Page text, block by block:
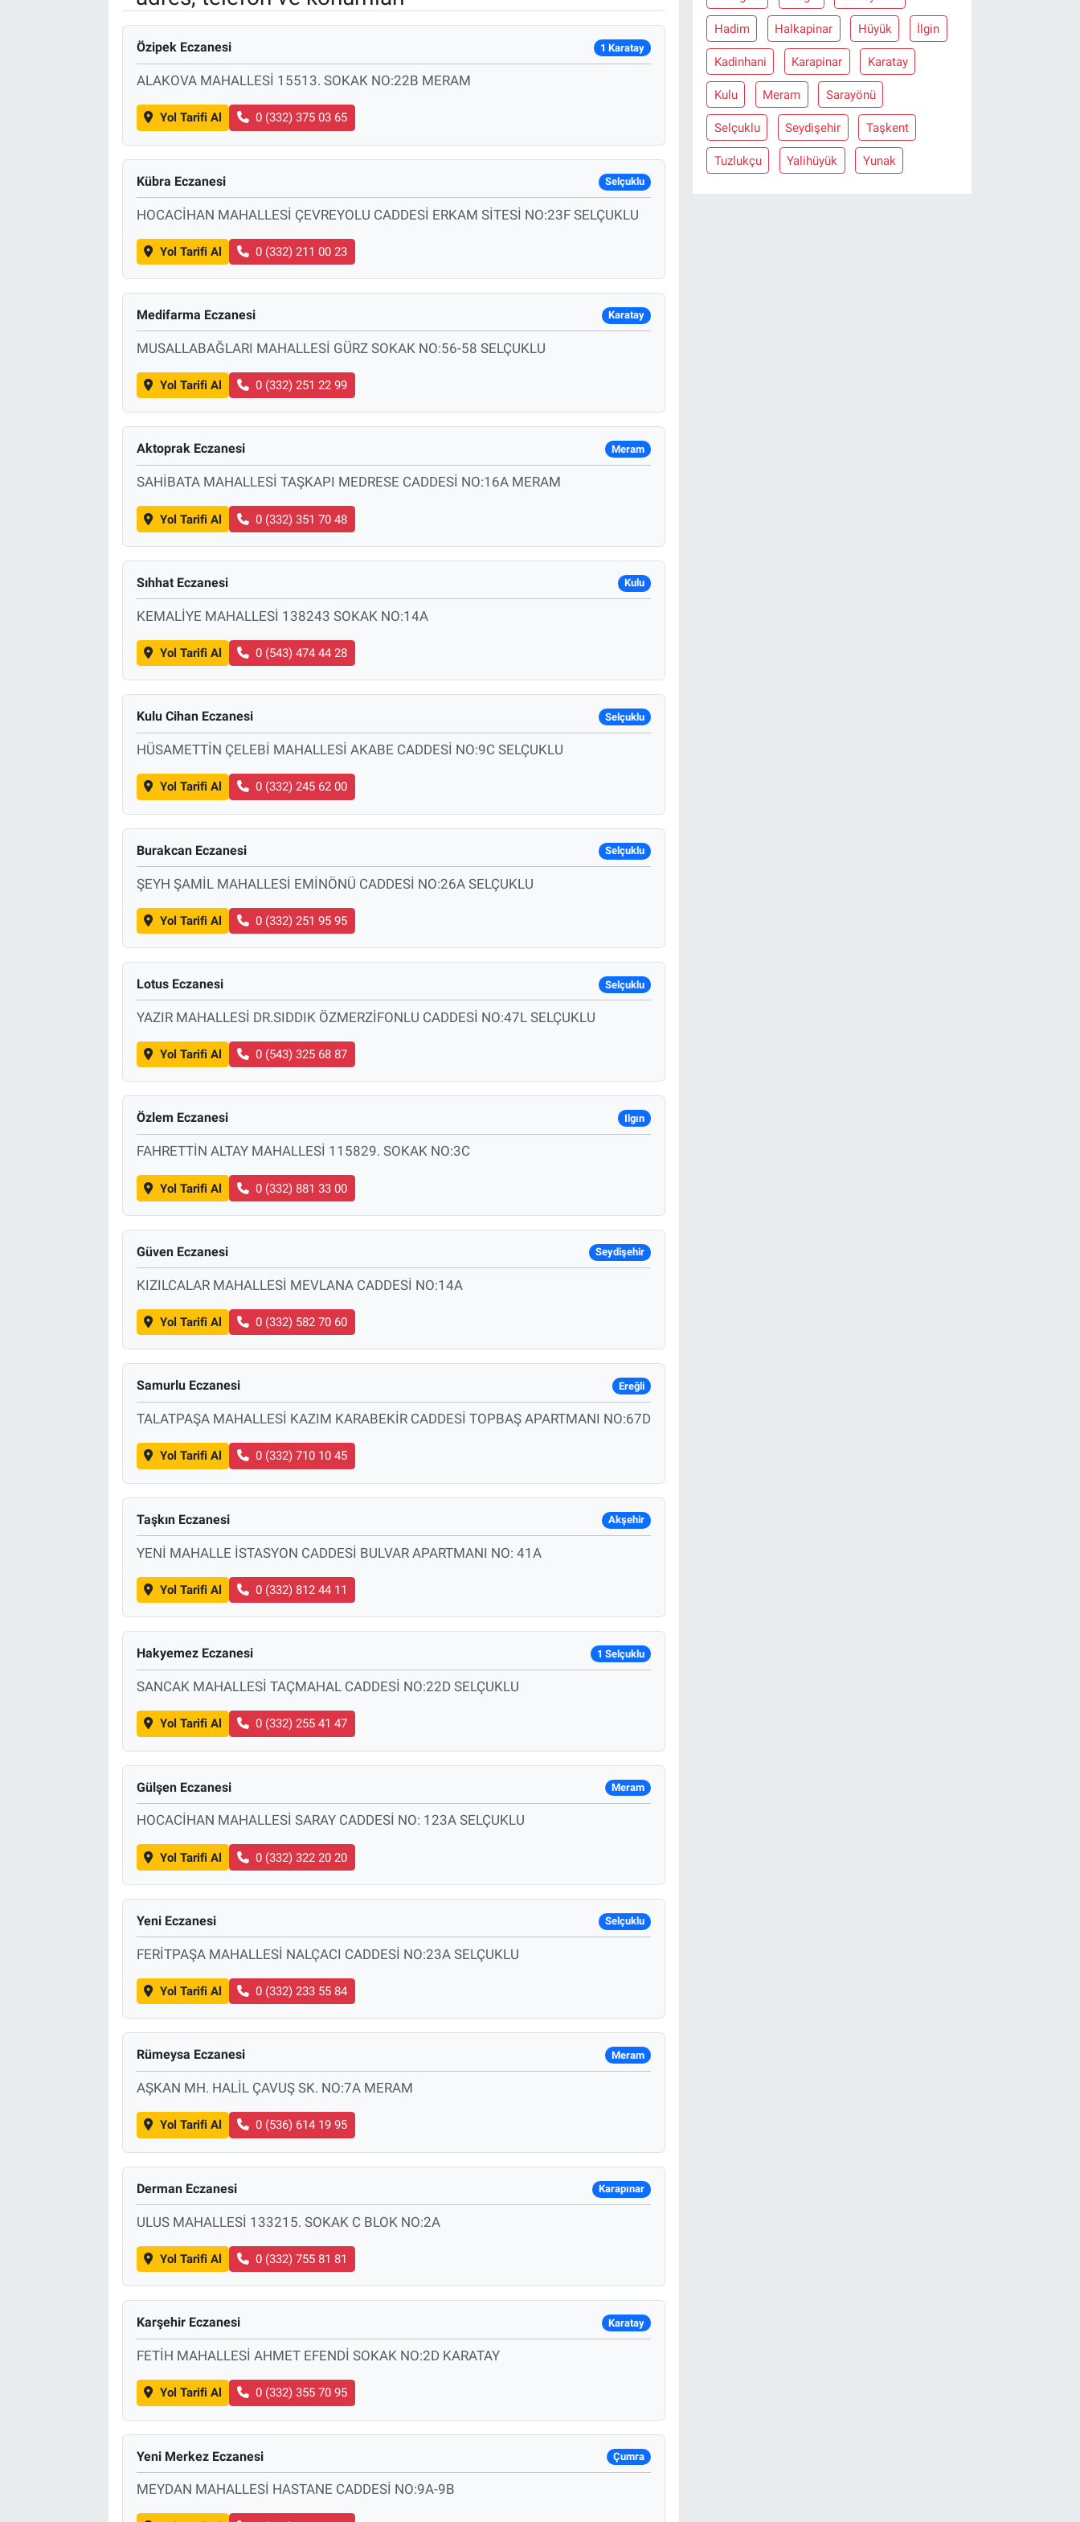
Özipek Eczanesi 1 Karatay
ALAKOVA MAHALLESİ 15513. SOKAK NO:22B MERAM
Yol Tarifi Al 0 (332) 375 03 65
Kübra Eczanesi Selçuklu
HOCACİHAN MAHALLESİ ÇEVREYOLU CADDESİ ERKAM SİTESİ NO:23F SELÇUKLU
Yol Tarifi Al 0 (332) 211 00 23
Medifarma Eczanesi Karatay
MUSALLABAĞLARI MAHALLESİ GÜRZ SOKAK NO:56-58 SELÇUKLU
Yol Tarifi Al 0 (332) 251 22 99
Aktoprak Eczanesi Meram
SAHİBATA MAHALLESİ TAŞKAPI MEDRESE CADDESİ NO:16A MERAM
Yol Tarifi Al 0 (332) 351 70 48
Sıhhat Eczanesi Kulu
KEMALİYE MAHALLESİ 138243 SOKAK NO:14A
Yol Tarifi Al 0 (543) 474 44 28
Kulu Cihan Eczanesi Selçuklu
HÜSAMETTİN ÇELEBİ MAHALLESİ AKABE CADDESİ NO:9C SELÇUKLU
Yol Tarifi Al 0 (332) 245 62 00
Burakcan Eczanesi Selçuklu
ŞEYH ŞAMİL MAHALLESİ EMİNÖNÜ CADDESİ NO:26A SELÇUKLU
Yol Tarifi Al 0 (332) 251 95 95
Lotus Eczanesi Selçuklu
YAZIR MAHALLESİ DR.SIDDIK ÖZMERZİFONLU CADDESİ NO:47L SELÇUKLU
Yol Tarifi Al 0 (543) 325 68 87
Özlem Eczanesi Ilgın
FAHRETTİN ALTAY MAHALLESİ 115829. SOKAK NO:3C
Yol Tarifi Al 0 (332) 881 33 00
Güven Eczanesi Seydişehir
KIZILCALAR MAHALLESİ MEVLANA CADDESİ NO:14A
Yol Tarifi Al 0 (332) 582 70 60
Samurlu Eczanesi Ereğli
TALATPAŞA MAHALLESİ KAZIM KARABEKİR CADDESİ TOPBAŞ APARTMANI NO:67D
Yol Tarifi Al 0 (332) 710 10 45
Taşkın Eczanesi Akşehir
YENİ MAHALLE İSTASYON CADDESİ BULVAR APARTMANI NO: 41A
Yol Tarifi Al 0 (332) 812 44 11
Hakyemez Eczanesi 1 Selçuklu
SANCAK MAHALLESİ TAÇMAHAL CADDESİ NO:22D SELÇUKLU
Yol Tarifi Al 0 (332) 255 41 47
Gülşen Eczanesi Meram
HOCACİHAN MAHALLESİ SARAY CADDESİ NO: 123A SELÇUKLU
Yol Tarifi Al 0 (332) 322 20 20
Yeni Eczanesi Selçuklu
FERİTPAŞA MAHALLESİ NALÇACI CADDESİ NO:23A SELÇUKLU
Yol Tarifi Al 0 (332) 233 55 84
Rümeysa Eczanesi Meram
AŞKAN MH. HALİL ÇAVUŞ SK. NO:7A MERAM
Yol Tarifi Al 0 (536) 614 19 95
Derman Eczanesi Karapınar
ULUS MAHALLESİ 133215. SOKAK C BLOK NO:2A
Yol Tarifi Al 0 (332) 755 81 81
Karşehir Eczanesi Karatay
FETİH MAHALLESİ AHMET EFENDİ SOKAK NO:2D KARATAY
Yol Tarifi Al 0 (332) 355 70 95
Yeni Merkez Eczanesi Çumra
MEYDAN MAHALLESİ HASTANE CADDESİ NO:9A-9B
Hadim Halkapinar Hüyük İlgin
Kadinhani Karapinar Karatay
Kulu Meram Sarayönü
Selçuklu Seydişehir Taşkent
Tuzlukçu Yalihüyük Yunak
BİLİM VE TEKNOLOJİ
Şambayat Haber